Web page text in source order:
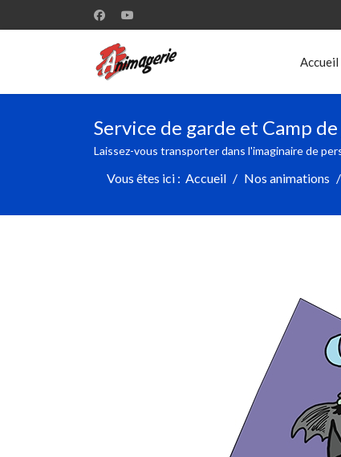
Accueil
Service de garde et Camp
Laissez-vous transporter dans l'imaginaire de
Vous êtes ici : Accueil Nos animations